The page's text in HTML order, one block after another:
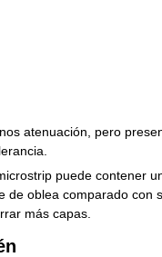
atenuación, pero
puede contener
de oblea comparado con
más capas.